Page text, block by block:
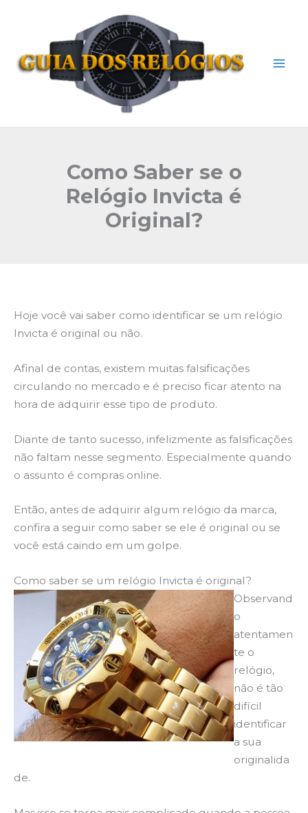
conteúdo
Como Saber se o
Relógio Invicta é
Original?
Hoje você vai saber como identificar se um relógio
Invicta é original ou não.
Afinal de contas, existem muitas falsificações
circulando no mercado e é preciso ficar atento na
hora de adquirir esse tipo de produto.
Diante de tanto sucesso, infelizmente as falsificações
não faltam nesse segmento. Especialmente quando
o assunto é compras online.
Então, antes de adquirir algum relógio da marca,
confira a seguir como saber se ele é original ou se
você está caindo em um golpe.
Como saber se um relógio Invicta é original?
Observand
o
atentamen
te o
relógio,
não é tão
difícil
identificar
a sua
originalida
de.